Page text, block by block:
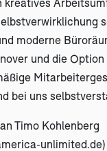
moderne
und die
bei uns
Timo Kohlenberg
unlimited.de)